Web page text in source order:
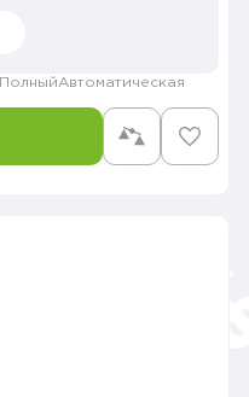
ПолныйАвтоматическая